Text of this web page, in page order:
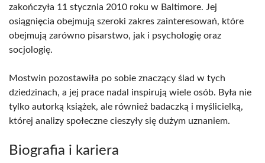
zakończyła 11 stycznia 2010 roku w Baltimore. Jej
osiągnięcia obejmują szeroki zakres zainteresowań, które
obejmują zarówno pisarstwo, jak i psychologię oraz
socjologię.
Mostwin pozostawiła po sobie znaczący ślad w tych
dziedzinach, a jej prace nadal inspirują wiele osób. Była nie
tylko autorką książek, ale również badaczką i myślicielką,
której analizy społeczne cieszyły się dużym uznaniem.
Biografia i kariera